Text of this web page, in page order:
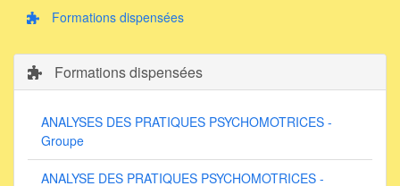
Formations dispensées
Formations dispensées
ANALYSES DES PRATIQUES PSYCHOMOTRICES -
Groupe
ANALYSE DES PRATIQUES PSYCHOMOTRICES -